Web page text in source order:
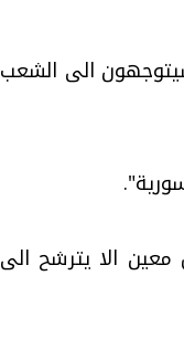
الى الشعب
الا يترشح الى